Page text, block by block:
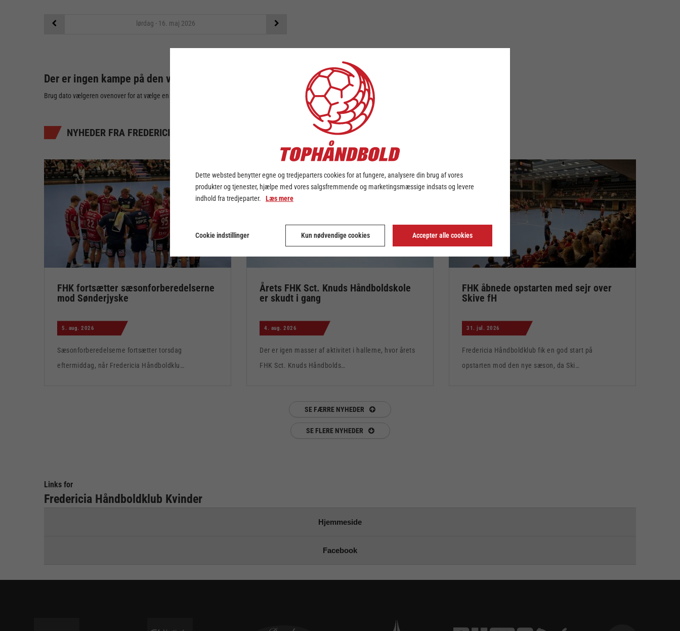
lørdag - 16. maj 2026
Der er ingen kampe på den valgte dato
Brug dato vælgeren ovenover for at vælge en anden dato
NYHEDER FRA FREDERICIA HÅNDBOLDKLUB KVINDER
FHK fortsætter sæsonforberedelserne
mod Sønderjyske
5. aug. 2026
Sæsonforberedelserne fortsætter torsdag
eftermiddag, når Fredericia Håndboldklu…
Årets FHK Sct. Knuds Håndboldskole
er skudt i gang
4. aug. 2026
Der er igen masser af aktivitet i hallerne, hvor årets
FHK Sct. Knuds Håndbolds…
FHK åbnede opstarten med sejr over
Skive fH
31. jul. 2026
Fredericia Håndboldklub fik en god start på
opstarten mod den nye sæson, da Ski…
SE FÆRRE NYHEDER
SE FLERE NYHEDER
Links for
Fredericia Håndboldklub Kvinder
Hjemmeside
Facebook
Dette websted benytter egne og tredjeparters cookies for at fungere, analysere din brug af vores
produkter og tjenester, hjælpe med vores salgsfremmende og marketingsmæssige indsats og levere
indhold fra tredjeparter. Læs mere
Cookie indstillinger Kun nødvendige cookies Accepter alle cookies